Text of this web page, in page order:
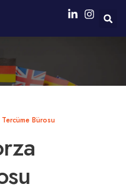
Bürosu